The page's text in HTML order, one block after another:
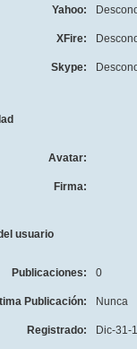
Yahoo:
XFire:
Skype:
Avatar:
Firma:
usuario
Publicaciones: 0
Publicación: Nunca
Registrado: Dic-31-